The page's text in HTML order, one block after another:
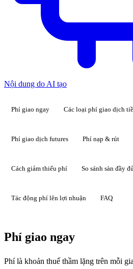
Nội dung do AI tạo
Phí giao ngay Các loại phí giao dịch
Phí giao dịch futures Phí nạp & rút
Cách giảm thiểu phí So sánh sàn đầy
Tác động phí lên lợi nhuận FAQ
Phí giao ngay
Phí là khoản thuế thầm lặng trên mỗi